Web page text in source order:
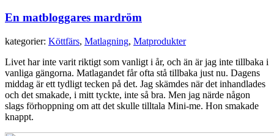
En matbloggares mardröm
kategorier: Köttfärs, Matlagning, Matprodukter
Livet har inte varit riktigt som vanligt i år, och än är jag inte tillbaka i
vanliga gängorna. Matlagandet får ofta stå tillbaka just nu. Dagens
middag är ett tydligt tecken på det. Jag skämdes när det inhandlades
och det smakade, i mitt tyckte, inte så bra. Men jag närde någon
slags förhoppning om att det skulle tilltala Mini-me. Hon smakade
knappt.